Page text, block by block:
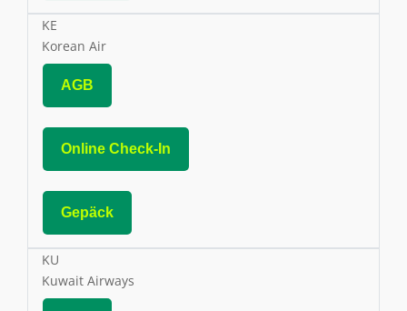
KE
Korean Air
AGB
Online Check-In
Gepäck
KU
Kuwait Airways